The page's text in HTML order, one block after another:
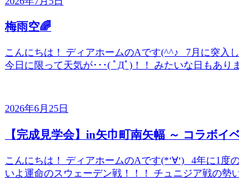
梅雨空🌈
こんにちは！ ディアホームのAです(^^♪ 7月に突入
今日に限って天気が･･･( ﾟДﾟ)！！ みたいな日もあ
2026年6月25日
【完成見学会】in矢巾町南矢幅 ～ コラボイ
こんにちは！ ディアホームのAです(*‘∀‘) 4年に1度
いよ運命のスウェーデン戦！！！ チュニジア戦の